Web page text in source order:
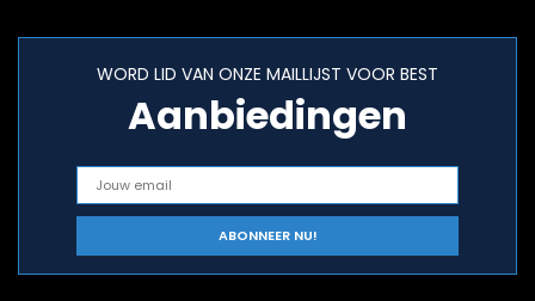
WORD LID VAN ONZE MAILLIJST VOOR BEST
Aanbiedingen